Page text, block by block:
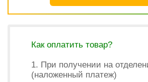
Как оплатить товар?
1. При получении на
(наложенный платеж)